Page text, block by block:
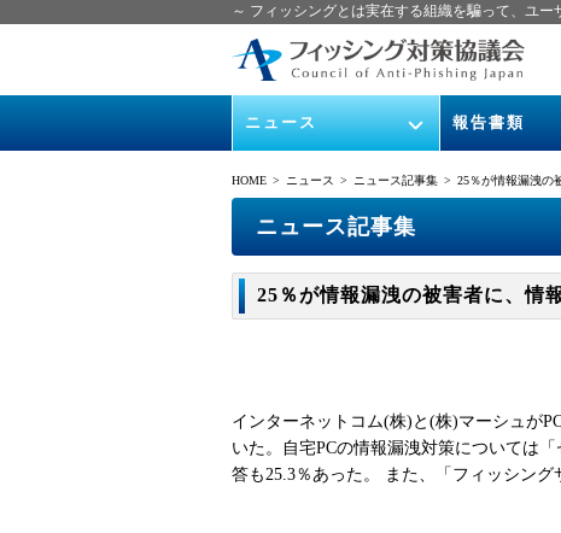
～ フィッシングとは実在する組織を騙って、ユ
ニュース
緊急情報
協議会からのお知らせ
ニュース記事集
報告書類
ガイドライン
協議会WG報告
HOME > ニュース > ニュース記事集 > 25％が情報漏洩の
ニュース記事集
25％が情報漏洩の被害者に、
インターネットコム(株)と(株)マーシュが
いた。自宅PCの情報漏洩対策については
答も25.3％あった。 また、「フィッシン